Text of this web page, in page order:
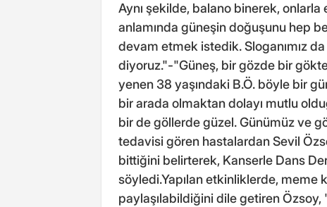
Aynı şekilde, balano binerek,
anlamında güneşin doğuşunu hep
devam etmek istedik. Sloganımız
diyoruz."-"Güneş, bir gözde bir
yenen 38 yaşındaki B.Ö. böyle bir
bir arada olmaktan dolayı mutlu
bir de göllerde güzel. Günümüz ve
tedavisi gören hastalardan Sevil
bittiğini belirterek, Kanserle Dans
söyledi.Yapılan etkinliklerde, meme
paylaşılabildiğini dile getiren Özsoy,